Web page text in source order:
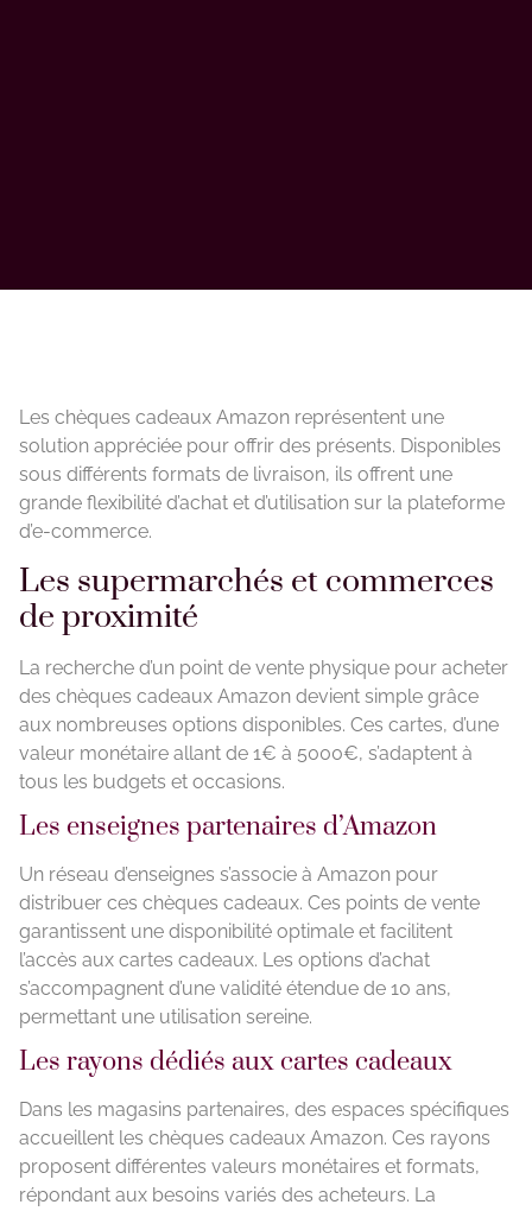
Les chèques cadeaux Amazon représentent une
solution appréciée pour offrir des présents. Disponibles
sous différents formats de livraison, ils offrent une
grande flexibilité d’achat et d’utilisation sur la plateforme
d’e-commerce.
Les supermarchés et commerces
de proximité
La recherche d’un point de vente physique pour acheter
des chèques cadeaux Amazon devient simple grâce
aux nombreuses options disponibles. Ces cartes, d’une
valeur monétaire allant de 1€ à 5000€, s’adaptent à
tous les budgets et occasions.
Les enseignes partenaires d’Amazon
Un réseau d’enseignes s’associe à Amazon pour
distribuer ces chèques cadeaux. Ces points de vente
garantissent une disponibilité optimale et facilitent
l’accès aux cartes cadeaux. Les options d’achat
s’accompagnent d’une validité étendue de 10 ans,
permettant une utilisation sereine.
Les rayons dédiés aux cartes cadeaux
Dans les magasins partenaires, des espaces spécifiques
accueillent les chèques cadeaux Amazon. Ces rayons
proposent différentes valeurs monétaires et formats,
répondant aux besoins variés des acheteurs. La